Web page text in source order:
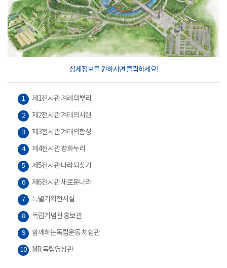
상세정보를 원하시면 클릭하세요!
1 제1전시관 겨레의뿌리
2 제2전시관 겨레의시련
3 제3전시관 겨레의함성
4 제4전시관 평화누리
5 제5전시관 나라되찾기
6 제6전시관 새로운나라
7 특별기획전시실
8 독립기념관 홍보관
9 함께하는독립운동 체험관
10 MR 독립영상관